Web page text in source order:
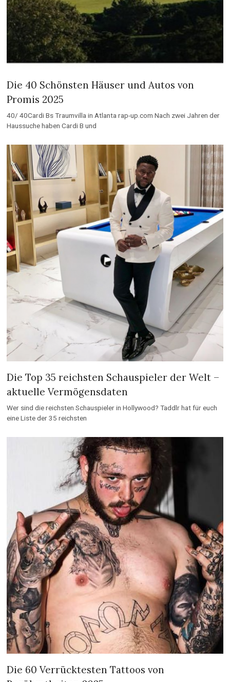
Die 40 Schönsten Häuser und Autos von
Promis 2025
40/ 40Cardi Bs Traumvilla in Atlanta rap-up.com Nach zwei Jahren der
Haussuche haben Cardi B und
Die Top 35 reichsten Schauspieler der Welt –
aktuelle Vermögensdaten
Wer sind die reichsten Schauspieler in Hollywood? Taddlr hat für euch
eine Liste der 35 reichsten
Die 60 Verrücktesten Tattoos von